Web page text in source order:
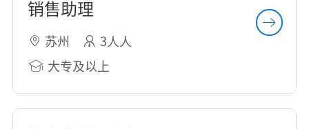
销售助理
苏州
3人人
大专及以上